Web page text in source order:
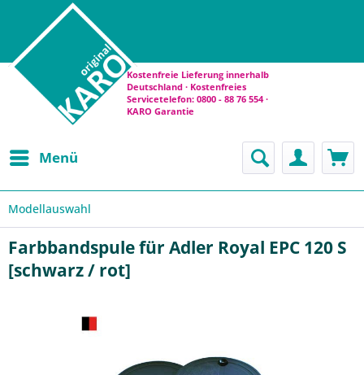
Kostenfreie Lieferung innerhalb
Deutschland · Kostenfreies
Servicetelefon: 0800 - 88 76 554 ·
KARO Garantie
Menü
Modellauswahl
Farbbandspule für Adler Royal EPC 120 S
[schwarz / rot]